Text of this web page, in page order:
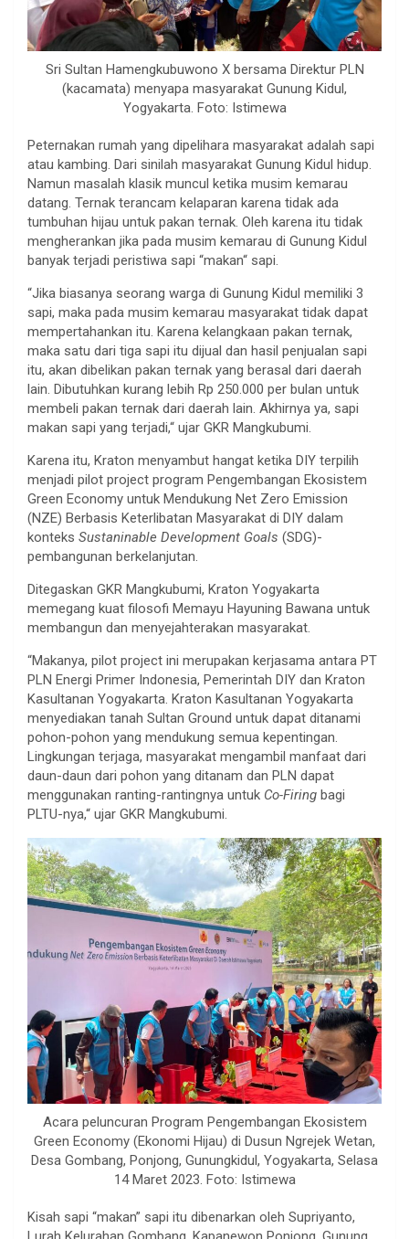
Sri Sultan Hamengkubuwono X bersama Direktur PLN
(kacamata) menyapa masyarakat Gunung Kidul,
Yogyakarta. Foto: Istimewa
Peternakan rumah yang dipelihara masyarakat adalah sapi
atau kambing. Dari sinilah masyarakat Gunung Kidul hidup.
Namun masalah klasik muncul ketika musim kemarau
datang. Ternak terancam kelaparan karena tidak ada
tumbuhan hijau untuk pakan ternak. Oleh karena itu tidak
mengherankan jika pada musim kemarau di Gunung Kidul
banyak terjadi peristiwa sapi “makan“ sapi.
“Jika biasanya seorang warga di Gunung Kidul memiliki 3
sapi, maka pada musim kemarau masyarakat tidak dapat
mempertahankan itu. Karena kelangkaan pakan ternak,
maka satu dari tiga sapi itu dijual dan hasil penjualan sapi
itu, akan dibelikan pakan ternak yang berasal dari daerah
lain. Dibutuhkan kurang lebih Rp 250.000 per bulan untuk
membeli pakan ternak dari daerah lain. Akhirnya ya, sapi
makan sapi yang terjadi,“ ujar GKR Mangkubumi.
Karena itu, Kraton menyambut hangat ketika DIY terpilih
menjadi pilot project program Pengembangan Ekosistem
Green Economy untuk Mendukung Net Zero Emission
(NZE) Berbasis Keterlibatan Masyarakat di DIY dalam
konteks Sustaninable Development Goals (SDG)-
pembangunan berkelanjutan.
Ditegaskan GKR Mangkubumi, Kraton Yogyakarta
memegang kuat filosofi Memayu Hayuning Bawana untuk
membangun dan menyejahterakan masyarakat.
“Makanya, pilot project ini merupakan kerjasama antara PT
PLN Energi Primer Indonesia, Pemerintah DIY dan Kraton
Kasultanan Yogyakarta. Kraton Kasultanan Yogyakarta
menyediakan tanah Sultan Ground untuk dapat ditanami
pohon-pohon yang mendukung semua kepentingan.
Lingkungan terjaga, masyarakat mengambil manfaat dari
daun-daun dari pohon yang ditanam dan PLN dapat
menggunakan ranting-rantingnya untuk Co-Firing bagi
PLTU-nya,“ ujar GKR Mangkubumi.
Acara peluncuran Program Pengembangan Ekosistem
Green Economy (Ekonomi Hijau) di Dusun Ngrejek Wetan,
Desa Gombang, Ponjong, Gunungkidul, Yogyakarta, Selasa
14 Maret 2023. Foto: Istimewa
Kisah sapi “makan” sapi itu dibenarkan oleh Supriyanto,